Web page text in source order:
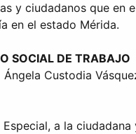
y ciudadanos que
en el estado Mérida.
SOCIAL DE TRABAJO
Custodia
a la